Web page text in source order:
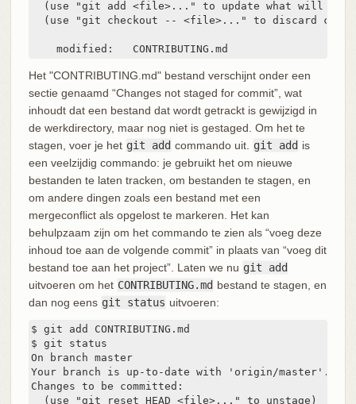
(use "git add <file>..." to update what will be
(use "git checkout -- <file>..." to discard
    modified:   CONTRIBUTING.md
Het "CONTRIBUTING.md" bestand verschijnt onder een
sectie genaamd “Changes not staged for commit”, wat
inhoudt dat een bestand dat wordt getrackt is gewijzigd in
de werkdirectory, maar nog niet is gestaged. Om het te
stagen, voer je het git add commando uit. git add is
een veelzijdig commando: je gebruikt het om nieuwe
bestanden te laten tracken, om bestanden te stagen, en
om andere dingen zoals een bestand met een
mergeconflict als opgelost te markeren. Het kan
behulpzaam zijn om het commando te zien als “voeg deze
inhoud toe aan de volgende commit” in plaats van “voeg dit
bestand toe aan het project”. Laten we nu git add
uitvoeren om het CONTRIBUTING.md bestand te stagen, en
dan nog eens git status uitvoeren:
$ git add CONTRIBUTING.md
$ git status
On branch master
Your branch is up-to-date with 'origin/master'.
Changes to be committed:
  (use "git reset HEAD <file>..." to unstage)